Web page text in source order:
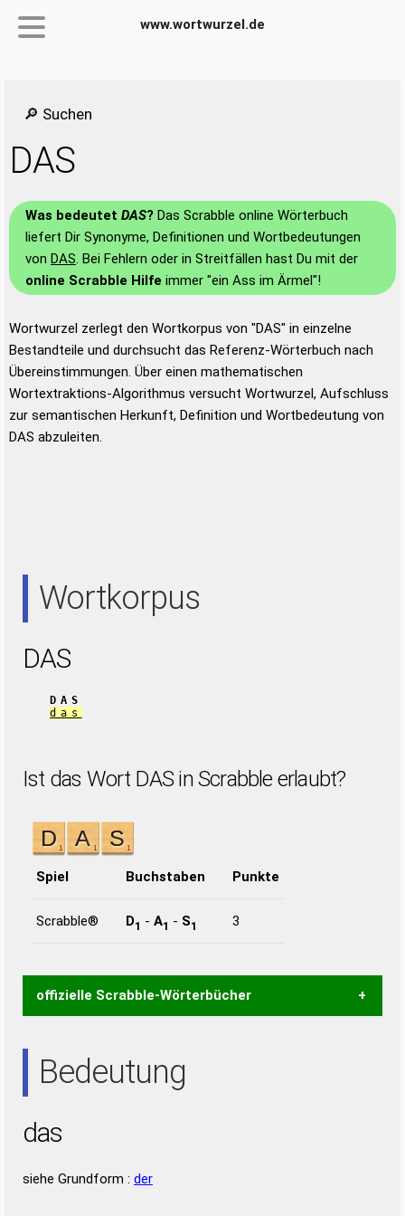
www.wortwurzel.de
🔎 Suchen
DAS
Was bedeutet DAS? Das Scrabble online Wörterbuch
liefert Dir Synonyme, Definitionen und Wortbedeutungen
von DAS. Bei Fehlern oder in Streitfällen hast Du mit der
online Scrabble Hilfe immer "ein Ass im Ärmel"!
Wortwurzel zerlegt den Wortkorpus von "DAS" in einzelne
Bestandteile und durchsucht das Referenz-Wörterbuch nach
Übereinstimmungen. Über einen mathematischen
Wortextraktions-Algorithmus versucht Wortwurzel, Aufschluss
zur semantischen Herkunft, Definition und Wortbedeutung von
DAS abzuleiten.
Wortkorpus
DAS
DAS
das
Ist das Wort DAS in Scrabble erlaubt?
Spiel Buchstaben Punkte
Scrabble® D1 - A1 - S1 3
offizielle Scrabble-Wörterbücher
Wortanalyse-Algorithmus gute Anhaltspunkte zu
Wortbedeutung, Worttrennung und Wortform, um die
bestimmen!
Bedeutung
das
siehe Grundform : der